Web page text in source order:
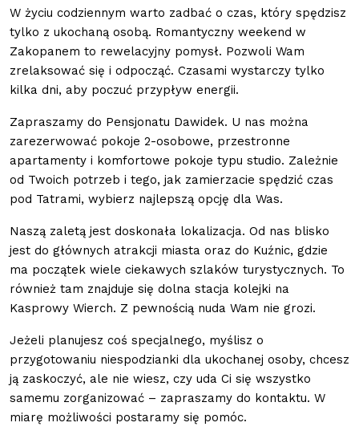
W życiu codziennym warto zadbać o czas, który spędzisz
tylko z ukochaną osobą. Romantyczny weekend w
Zakopanem to rewelacyjny pomysł. Pozwoli Wam
zrelaksować się i odpocząć. Czasami wystarczy tylko
kilka dni, aby poczuć przypływ energii.
Zapraszamy do Pensjonatu Dawidek. U nas można
zarezerwować pokoje 2-osobowe, przestronne
apartamenty i komfortowe pokoje typu studio. Zależnie
od Twoich potrzeb i tego, jak zamierzacie spędzić czas
pod Tatrami, wybierz najlepszą opcję dla Was.
Naszą zaletą jest doskonała lokalizacja. Od nas blisko
jest do głównych atrakcji miasta oraz do Kuźnic, gdzie
ma początek wiele ciekawych szlaków turystycznych. To
również tam znajduje się dolna stacja kolejki na
Kasprowy Wierch. Z pewnością nuda Wam nie grozi.
Jeżeli planujesz coś specjalnego, myślisz o
przygotowaniu niespodzianki dla ukochanej osoby, chcesz
ją zaskoczyć, ale nie wiesz, czy uda Ci się wszystko
samemu zorganizować – zapraszamy do kontaktu. W
miarę możliwości postaramy się pomóc.